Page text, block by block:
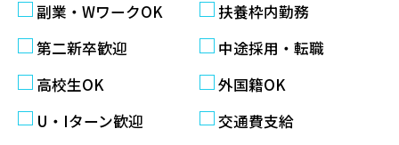
副業・WワークOK
扶養枠内勤務
第二新卒歓迎
中途採用・転職
高校生OK
外国籍OK
U・Iターン歓迎
交通費支給